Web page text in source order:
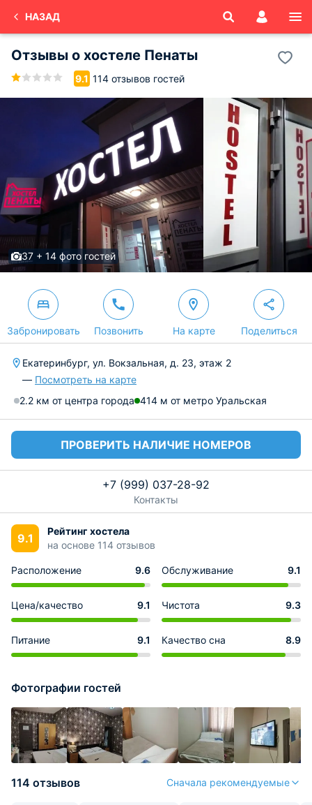
НАЗАД
Отзывы о хостеле Пенаты
9.1 114 отзывов гостей
37 + 14 фото гостей
Забронировать Позвонить На карте Поделиться
Екатеринбург, ул. Вокзальная, д. 23, этаж 2
— Посмотреть на карте
2.2 км от центра города 414 м от метро Уральская
ПРОВЕРИТЬ НАЛИЧИЕ НОМЕРОВ
+7 (999) 037-28-92
Контакты
9.1
Рейтинг хостела
на основе 114 отзывов
Расположение 9.6 Обслуживание 9.1
Цена/качество 9.1 Чистота 9.3
Питание 9.1 Качество сна 8.9
Фотографии гостей
114 отзывов Сначала рекомендуемые